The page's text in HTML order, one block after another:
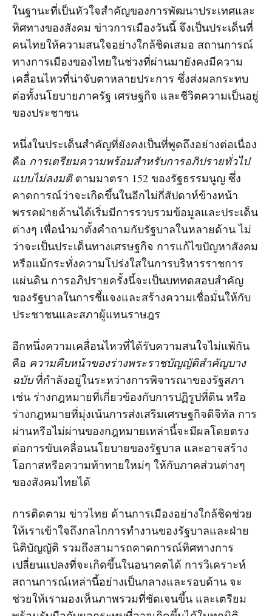
ในฐานะที่เป็นหัวใจสำคัญของการพัฒนาประเทศและ
ทิศทางของสังคม ข่าวการเมืองวันนี้ จึงเป็นประเด็นที่
คนไทยให้ความสนใจอย่างใกล้ชิดเสมอ สถานการณ์
ทางการเมืองของไทยในช่วงที่ผ่านมายังคงมีความ
เคลื่อนไหวที่น่าจับตาหลายประการ ซึ่งส่งผลกระทบ
ต่อทั้งนโยบายภาครัฐ เศรษฐกิจ และชีวิตความเป็นอยู่
ของประชาชน
หนึ่งในประเด็นสำคัญที่ยังคงเป็นที่พูดถึงอย่างต่อเนื่อง
คือ การเตรียมความพร้อมสำหรับการอภิปรายทั่วไป
แบบไม่ลงมติตามมาตรา 152 ของรัฐธรรมนูญ ซึ่ง
คาดการณ์ว่าจะเกิดขึ้นในอีกไม่กี่สัปดาห์ข้างหน้า
พรรคฝ่ายค้านได้เริ่มมีการรวบรวมข้อมูลและประเด็น
ต่างๆ เพื่อนำมาตั้งคำถามกับรัฐบาลในหลายด้าน ไม่
ว่าจะเป็นประเด็นทางเศรษฐกิจ การแก้ไขปัญหาสังคม
หรือแม้กระทั่งความโปร่งใสในการบริหารราชการ
แผ่นดิน การอภิปรายครั้งนี้จะเป็นบททดสอบสำคัญ
ของรัฐบาลในการชี้แจงและสร้างความเชื่อมั่นให้กับ
ประชาชนและสภาผู้แทนราษฎร
อีกหนึ่งความเคลื่อนไหวที่ได้รับความสนใจไม่แพ้กัน
คือ ความคืบหน้าของร่างพระราชบัญญัติสำคัญบาง
ฉบับที่กำลังอยู่ในระหว่างการพิจารณาของรัฐสภา
เช่น ร่างกฎหมายที่เกี่ยวข้องกับการปฏิรูปที่ดิน หรือ
ร่างกฎหมายที่มุ่งเน้นการส่งเสริมเศรษฐกิจดิจิทัล การ
ผ่านหรือไม่ผ่านของกฎหมายเหล่านี้จะมีผลโดยตรง
ต่อการขับเคลื่อนนโยบายของรัฐบาล และอาจสร้าง
โอกาสหรือความท้าทายใหม่ๆ ให้กับภาคส่วนต่างๆ
ของสังคมไทยได้
การติดตาม ข่าวไทย ด้านการเมืองอย่างใกล้ชิดช่วย
ให้เราเข้าใจถึงกลไกการทำงานของรัฐบาลและฝ่าย
นิติบัญญัติ รวมถึงสามารถคาดการณ์ทิศทางการ
เปลี่ยนแปลงที่จะเกิดขึ้นในอนาคตได้ การวิเคราะห์
สถานการณ์เหล่านี้อย่างเป็นกลางและรอบด้าน จะ
ช่วยให้เรามองเห็นภาพรวมที่ชัดเจนขึ้น และเตรียม